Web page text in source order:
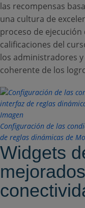
las recompensas
una cultura de
proceso de ejecución
calificaciones del
los administradores
coherente de los
Configuración de las
de reglas dinámicas de
Widgets